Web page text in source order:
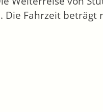
Die Fahrzeit beträgt